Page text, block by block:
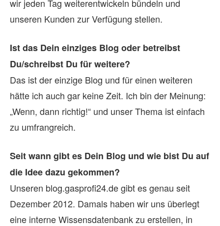
wir jeden Tag weiterentwickeln bündeln und
unseren Kunden zur Verfügung stellen.
Ist das Dein ein­zi­ges Blog oder be­treibst
Du/schreibst Du für wei­tere?
Das ist der einzige Blog und für einen weiteren
hätte ich auch gar keine Zeit. Ich bin der Meinung:
„Wenn, dann richtig!“ und unser Thema ist einfach
zu umfrangreich.
Seit wann gibt es Dein Blog und wie bist Du auf
die Idee dazu ge­kom­men?
Unseren blog.gasprofi24.de gibt es genau seit
Dezember 2012. Damals haben wir uns überlegt
eine interne Wissensdatenbank zu erstellen, in